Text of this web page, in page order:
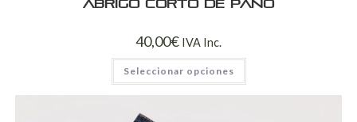
Abrigo corto de paño
40,00€ IVA Inc.
Seleccionar opciones